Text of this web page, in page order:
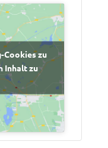
Cookies zu
Inhalt zu